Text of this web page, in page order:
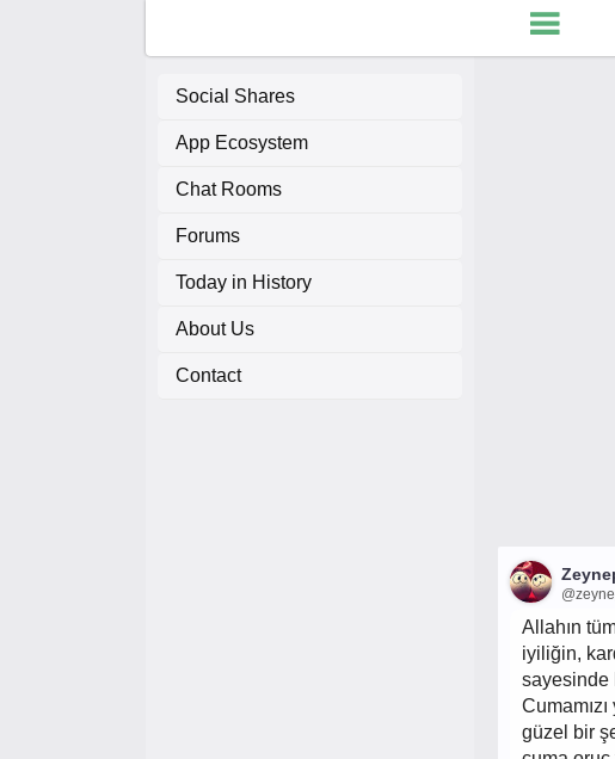
Social Shares
App Ecosystem
Chat Rooms
Forums
Today in History
About Us
Contact
Allahın
iyiliğin,
sayesinde
güzel bir